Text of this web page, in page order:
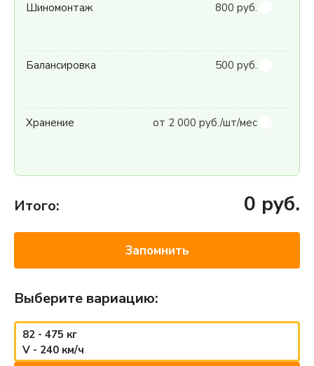
Шиномонтаж 800 руб.
Балансировка 500 руб.
Хранение от 2 000 руб./шт/мес
Итого: 0 руб.
Запомнить
Выберите вариацию:
82 - 475 кг
V - 240 км/ч